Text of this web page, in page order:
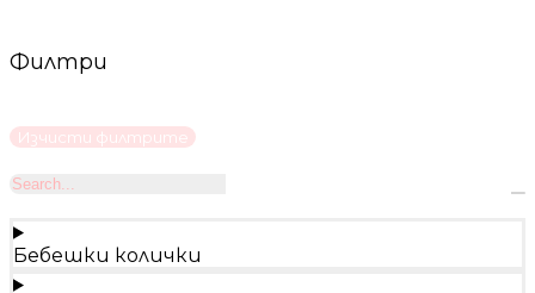
Филтри
Изчисти филтрите
Бебешки колички